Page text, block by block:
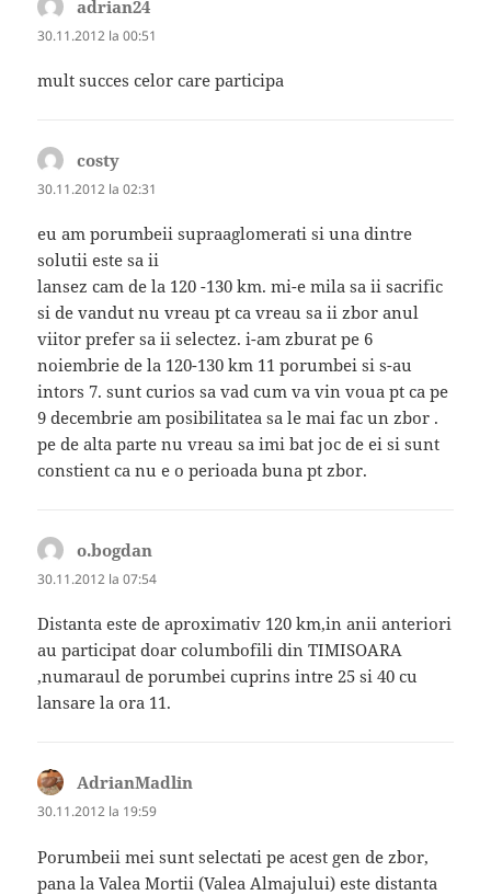
adrian24
30.11.2012 la 00:51
mult succes celor care participa
costy
30.11.2012 la 02:31
eu am porumbeii supraaglomerati si una dintre
solutii este sa ii
lansez cam de la 120 -130 km. mi-e mila sa ii sacrific
si de vandut nu vreau pt ca vreau sa ii zbor anul
viitor prefer sa ii selectez. i-am zburat pe 6
noiembrie de la 120-130 km 11 porumbei si s-au
intors 7. sunt curios sa vad cum va vin voua pt ca pe
9 decembrie am posibilitatea sa le mai fac un zbor .
pe de alta parte nu vreau sa imi bat joc de ei si sunt
constient ca nu e o perioada buna pt zbor.
o.bogdan
30.11.2012 la 07:54
Distanta este de aproximativ 120 km,in anii anteriori
au participat doar columbofili din TIMISOARA
,numaraul de porumbei cuprins intre 25 si 40 cu
lansare la ora 11.
AdrianMadlin
30.11.2012 la 19:59
Porumbeii mei sunt selectati pe acest gen de zbor,
pana la Valea Mortii (Valea Almajului) este distanta